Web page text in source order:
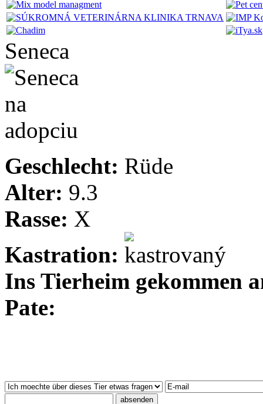
Seneca
Geschlecht: Rüde
Alter: 9.3
Rasse: X
Kastration:
Ins Tierheim gekommen
Pate: